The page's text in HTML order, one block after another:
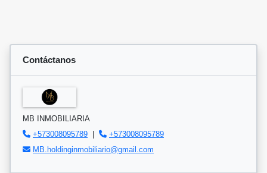
Contáctanos
MB INMOBILIARIA
+573008095789 |
+573008095789
MB.holdinginmobiliario@gmail.com